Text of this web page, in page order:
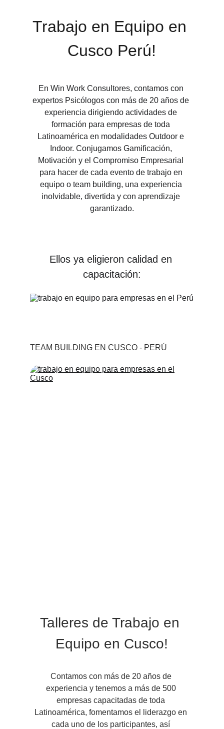
Trabajo en Equipo en
Cusco Perú!
En Win Work Consultores, contamos con
expertos Psicólogos con más de 20 años de
experiencia dirigiendo actividades de
formación para empresas de toda
Latinoamérica en modalidades Outdoor e
Indoor. Conjugamos Gamificación,
Motivación y el Compromiso Empresarial
para hacer de cada evento de trabajo en
equipo o team building, una experiencia
inolvidable, divertida y con aprendizaje
garantizado.
Ellos ya eligieron calidad en
capacitación:
TEAM BUILDING EN CUSCO - PERÚ
Talleres de Trabajo en
Equipo en Cusco!
Contamos con más de 20 años de
experiencia y tenemos a más de 500
empresas capacitadas de toda
Latinoamérica, fomentamos el liderazgo en
cada uno de los participantes, así